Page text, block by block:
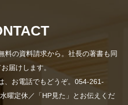
料の資料請求から。社長の著書も同
届けします。
、お電話でもどうぞ。054-261-
曜定休／「HP見た」とお伝えくだ